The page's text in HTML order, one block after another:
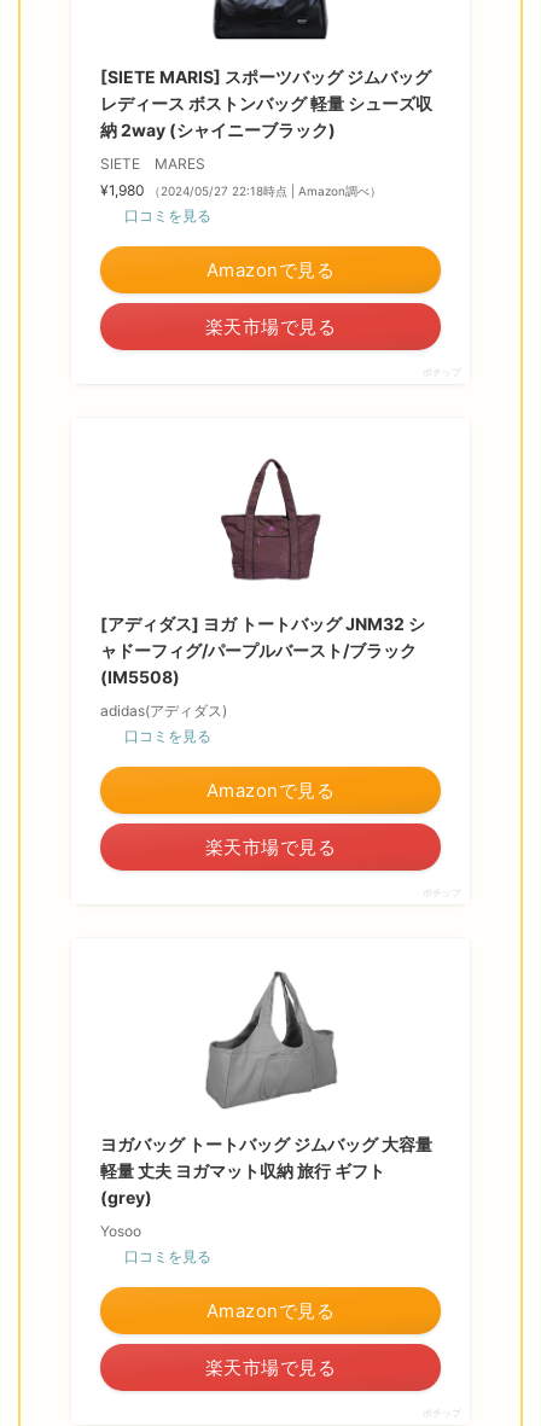
[SIETE MARIS] スポーツバッグ ジムバッグ
レディース ボストンバッグ 軽量 シューズ収
納 2way (シャイニーブラック)
SIETE MARES
¥1,980
（2024/05/27 22:18時点 | Amazon調べ）
口コミを見る
Amazonで見る
楽天市場で見る
ポチップ
[アディダス] ヨガ トートバッグ JNM32 シ
ャドーフィグ/パープルバースト/ブラック
(IM5508)
adidas(アディダス)
口コミを見る
Amazonで見る
楽天市場で見る
ポチップ
ヨガバッグ トートバッグ ジムバッグ 大容量
軽量 丈夫 ヨガマット収納 旅行 ギフト
(grey)
Yosoo
口コミを見る
Amazonで見る
楽天市場で見る
ポチップ